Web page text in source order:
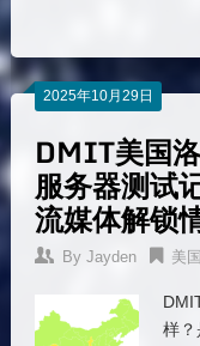
2025年10月29日
DMIT美国
服务器测试
流媒体解锁
By Jayden 美
样？